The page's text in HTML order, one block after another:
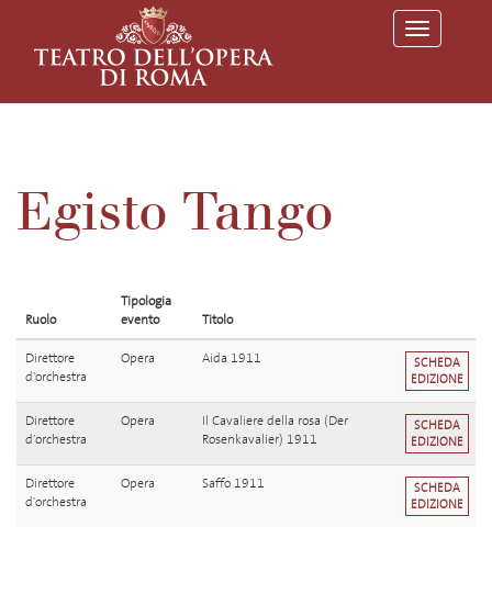
T
o
l
Egisto Tango
Ruolo
Tipologia
evento
Titolo
Direttore
d'orchestra
Opera Aida 1911
SCHEDA
EDIZIONE
Direttore
d'orchestra
Opera
Il Cavaliere della rosa (Der
Rosenkavalier) 1911
SCHEDA
EDIZIONE
Direttore
d'orchestra
Opera Saffo 1911
SCHEDA
EDIZIONE